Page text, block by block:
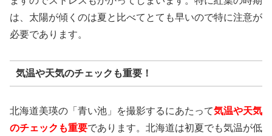
は、太陽が傾くのは夏と比べてとても早いので特に注意が
必要であります。
気温や天気のチェックも重要！
北海道美瑛の「青い池」を撮影するにあたって気温や天気
のチェックも重要であります。北海道は初夏でも気温が低